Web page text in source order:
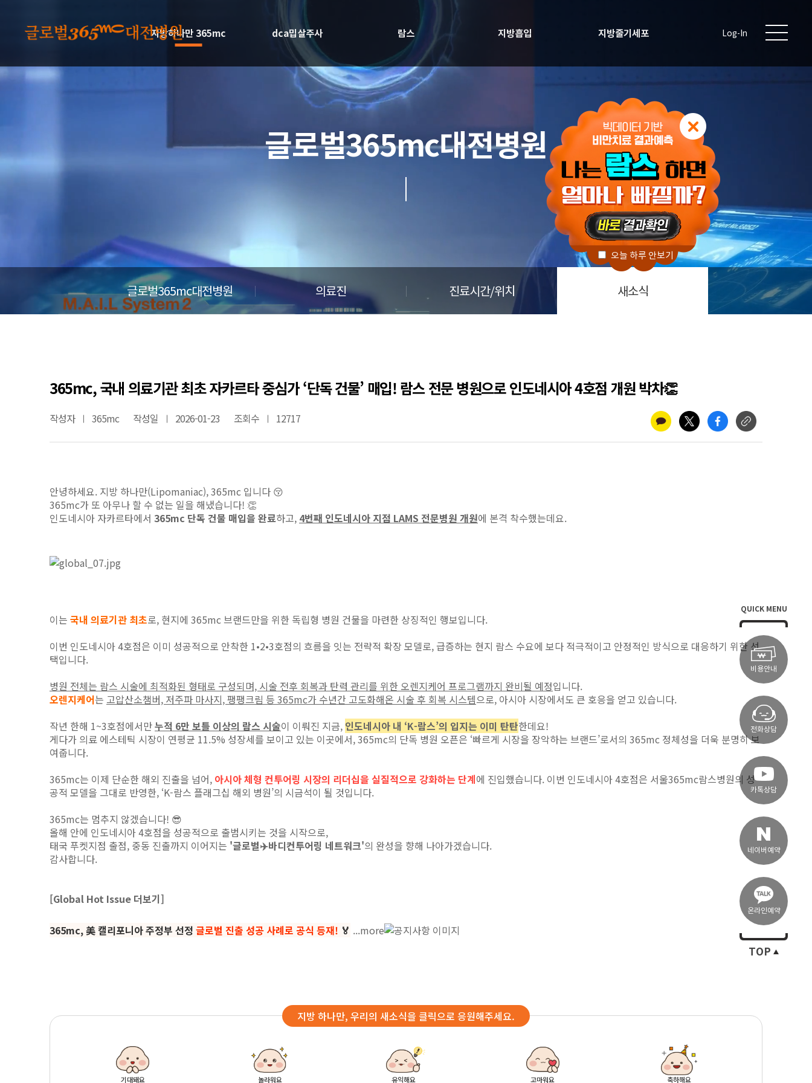
지방하나만 365mc dca밉살주사 람스 지방흡입 지방줄기세포 Log-In
글로벌365mc대전병원
글로벌365mc대전병원 의료진 진료시간/위치 새소식
365mc, 국내 의료기관 최초 자카르타 중심가 ‘단독 건물’ 매입! 람스 전문 병원으로 인도네시아 4호점 개원 박차👏
작성자 365mc 작성일 2026-01-23 조회수 12717
안녕하세요. 지방 하나만(Lipomaniac), 365mc 입니다 😚
365mc가 또 아무나 할 수 없는 일을 해냈습니다! 👏
인도네시아 자카르타에서 365mc 단독 건물 매입을 완료하고, 4번째 인도네시아 지점 LAMS 전문병원 개원에 본격 착수했는데요.
이는 국내 의료기관 최초로, 현지에 365mc 브랜드만을 위한 독립형 병원 건물을 마련한 상징적인 행보입니다.
이번 인도네시아 4호점은 이미 성공적으로 안착한 1•2•3호점의 흐름을 잇는 전략적 확장 모델로, 급증하는 현지 람스 수요에 보다 적극적이고 안정적인 방식으로 대응하기 위한 선
택입니다.
병원 전체는 람스 시술에 최적화된 형태로 구성되며, 시술 전후 회복과 탄력 관리를 위한 오렌지케어 프로그램까지 완비될 예정입니다.
오렌지케어는 고압산소챔버, 저주파 마사지, 팽팽크림 등 365mc가 수년간 고도화해온 시술 후 회복 시스템으로, 아시아 시장에서도 큰 호응을 얻고 있습니다.
작년 한해 1~3호점에서만누적 6만 보틀 이상의 람스 시술이 이뤄진 지금, 인도네시아 내 ‘K-람스’의 입지는 이미 탄탄한데요!
게다가 의료 에스테틱 시장이 연평균 11.5% 성장세를 보이고 있는 이곳에서,365mc의 단독 병원 오픈은 ‘빠르게 시장을 장악하는 브랜드’로서의 365mc 정체성을 더욱 분명히 보
여줍니다.
365mc는 이제 단순한 해외 진출을 넘어, 아시아 체형 컨투어링 시장의 리더십을 실질적으로 강화하는 단계에 진입했습니다. 이번 인도네시아 4호점은 서울365mc람스병원의 성
공적 모델을 그대로 반영한, ‘K-람스 플래그십 해외 병원’의 시금석이 될 것입니다.
365mc는 멈추지 않겠습니다! 😎
올해 안에 인도네시아 4호점을 성공적으로 출범시키는 것을 시작으로,
태국 푸켓지점 출점, 중동 진출까지 이어지는 '글로벌✈️바디컨투어링 네트워크'의 완성을 향해 나아가겠습니다.
감사합니다.
[Global Hot Issue 더보기]
365mc, 美 캘리포니아 주정부 선정 글로벌 진출 성공 사례로 공식 등재! 🏅 ...more
지방 하나만, 우리의 새소식을 클릭으로 응원해주세요.
기대돼요 놀라워요 유익해요 고마워요 축하해요
QUICK MENU
비용안내
전화상담
카톡상담
네이버예약
온라인예약
TOP
오늘 하루 안보기